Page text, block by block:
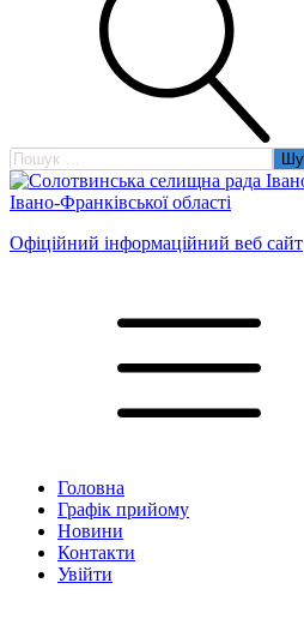
Пошук:
Офіційний інформаційний веб сайт
Головна
Графік прийому
Новини
Контакти
Увійти